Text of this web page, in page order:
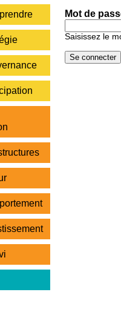
Mot de
Saisissez le